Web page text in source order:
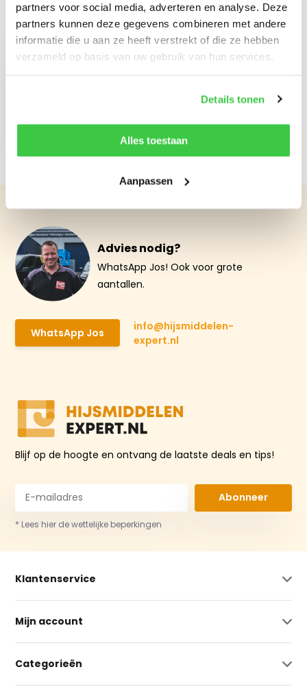
partners voor social media, adverteren en analyse. Deze
partners kunnen deze gegevens combineren met andere
informatie die u aan ze heeft verstrekt of die ze hebben
verzameld op basis van uw gebruik van hun services.
Details tonen
Alles toestaan
Aanpassen
Recent bekeken
€ 74,77
Advies nodig?
WhatsApp Jos! Ook voor grote
aantallen.
WhatsApp Jos
info@hijsmiddelen-
expert.nl
Blijf op de hoogte en ontvang de laatste deals en tips!
Abonneer
* Lees hier de wettelijke beperkingen
Klantenservice
Mijn account
Categorieën